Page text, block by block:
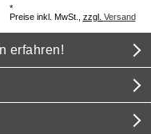
*
Preise inkl. MwSt., zzgl. Versand
erfahren!